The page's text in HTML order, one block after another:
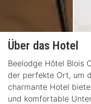
Über das Hotel
Beelodge Hôtel Blois
der perfekte Ort, um
charmante Hotel
und komfortable